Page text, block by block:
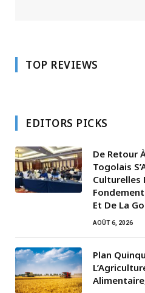
TOP REVIEWS
EDITORS PICKS
De Retour
Togolais
Culturelles
Et De La
AOÛT 6, 2026
Plan